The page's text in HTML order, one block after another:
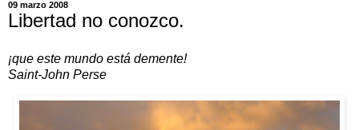
09 marzo 2008
Libertad no conozco.
¡que este mundo está demente!
Saint-John Perse